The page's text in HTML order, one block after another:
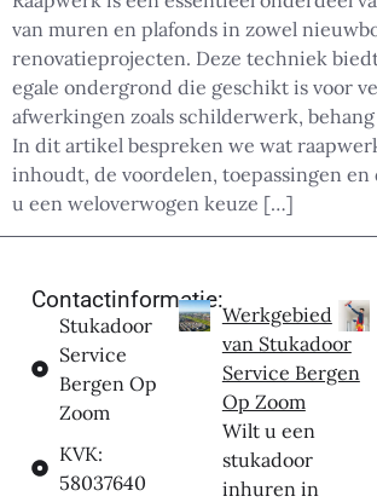
van muren en plafonds in zowel
renovatieprojecten. Deze techniek
egale ondergrond die geschikt is voor
afwerkingen zoals schilderwerk,
In dit artikel bespreken we wat
inhoudt, de voordelen, toepassingen en
u een weloverwogen keuze […]
Contactinformatie:
Stukadoor
Service
Bergen Op
Zoom
KVK:
58037640
Werkgebied
van Stukadoor
Service Bergen
Op Zoom
Wilt u een
stukadoor
inhuren in